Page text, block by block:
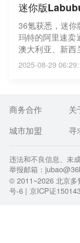
迷你版
36氪获悉，迷
玛特的阿里速卖
澳大利亚、新西
20年开设官方
2025-08-29
商务合作 关
城市加盟
寻
违法和不良信息、未
举报邮箱：
© 2011~2026北京多
号-6 | 京ICP证